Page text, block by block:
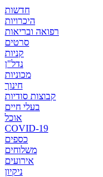
חדשות
היכרויות
רפואה ובריאות
סרטים
קניות
נדל"ן
מכוניות
חינוך
קבוצות סודיות
בעלי חיים
אוכל
COVID-19
כספים
משלוחים
אירועים
ניקיון